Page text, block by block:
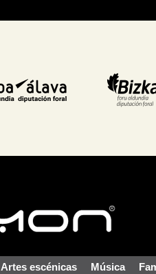
Artes escénicas Música